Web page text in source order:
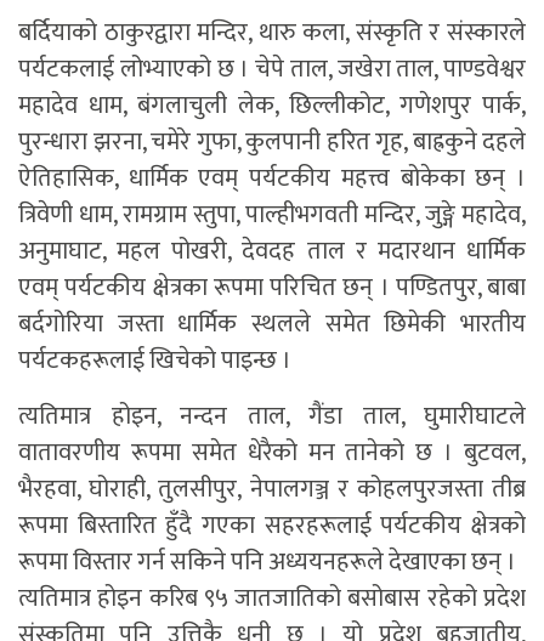
बर्दियाको ठाकुरद्वारा मन्दिर, थारु कला, संस्कृति र संस्कारले
पर्यटकलाई लोभ्याएको छ । चेपे ताल, जखेरा ताल, पाण्डवेश्वर
महादेव धाम, बंगलाचुली लेक, छिल्लीकोट, गणेशपुर पार्क,
पुरन्धारा झरना, चमेरे गुफा, कुलपानी हरित गृह, बाह्रकुने दहले
ऐतिहासिक, धार्मिक एवम् पर्यटकीय महत्त्व बोकेका छन् ।
त्रिवेणी धाम, रामग्राम स्तुपा, पाल्हीभगवती मन्दिर, जुङ्गे महादेव,
अनुमाघाट, महल पोखरी, देवदह ताल र मदारथान धार्मिक
एवम् पर्यटकीय क्षेत्रका रूपमा परिचित छन् । पण्डितपुर, बाबा
बर्दगोरिया जस्ता धार्मिक स्थलले समेत छिमेकी भारतीय
पर्यटकहरूलाई खिचेको पाइन्छ ।
त्यतिमात्र होइन, नन्दन ताल, गैंडा ताल, घुमारीघाटले
वातावरणीय रूपमा समेत धेरैको मन तानेको छ । बुटवल,
भैरहवा, घोराही, तुलसीपुर, नेपालगञ्ज र कोहलपुरजस्ता तीब्र
रूपमा बिस्तारित हुँदै गएका सहरहरूलाई पर्यटकीय क्षेत्रको
रूपमा विस्तार गर्न सकिने पनि अध्ययनहरूले देखाएका छन् ।
त्यतिमात्र होइन करिब ९५ जातजातिको बसोबास रहेको प्रदेश